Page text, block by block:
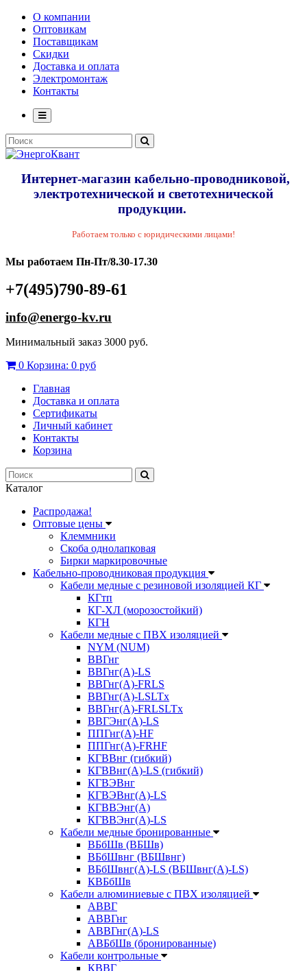
О компании
Оптовикам
Поставщикам
Скидки
Доставка и оплата
Электромонтаж
Контакты
Интернет-магазин кабельно-проводниковой,
электротехнической и светотехнической
продукции.
Работаем только с юридическими лицами!
Мы работаем Пн-Пт/8.30-17.30
+7(495)790-89-61
info@energo-kv.ru
Минимальный заказ 3000 руб.
0 Корзина: 0 руб
Главная
Доставка и оплата
Сертификаты
Личный кабинет
Контакты
Корзина
Каталог
Распродажа!
Оптовые цены
Клеммники
Скоба однолапковая
Бирки маркировочные
Кабельно-проводниковая продукция
Кабели медные с резиновой изоляцией КГ
КГтп
КГ-ХЛ (морозостойкий)
КГН
Кабели медные с ПВХ изоляцией
NYM (NUM)
ВВГнг
ВВГнг(А)-LS
ВВГнг(А)-FRLS
ВВГнг(A)-LSLTx
ВВГнг(A)-FRLSLTx
ВВГЭнг(А)-LS
ППГнг(А)-HF
ППГнг(А)-FRHF
КГВВнг (гибкий)
КГВВнг(А)-LS (гибкий)
КГВЭВнг
КГВЭВнг(А)-LS
КГВВЭнг(А)
КГВВЭнг(А)-LS
Кабели медные бронированные
ВБбШв (ВБШв)
ВБбШвнг (ВБШвнг)
ВБбШвнг(А)-LS (ВБШвнг(А)-LS)
КВБбШв
Кабели алюминиевые с ПВХ изоляцией
АВВГ
АВВГнг
АВВГнг(А)-LS
АВБбШв (бронированные)
Кабели контрольные
КВВГ